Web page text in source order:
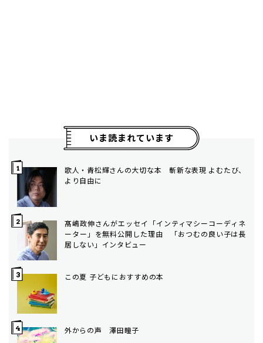
いま読まれています
歌人・青松輝さんの大切な本 斬新な表現 よむたび、
より自由に
髙嶋政伸さんがエッセイ「インティマシーコーディネ
ーター」を無料公開した理由 「おつむの良い子は長
居しない」インタビュー
この夏 子どもにおすすめの本
外からの声 澤田瞳子